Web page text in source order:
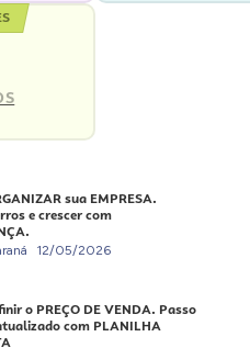
sua EMPRESA.
e crescer com
12/05/2026
o PREÇO DE VENDA. Passo
com PLANILHA